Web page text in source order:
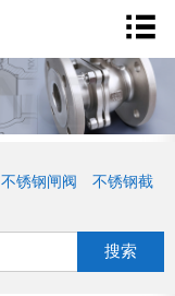
不锈钢闸阀
不锈钢截
搜索